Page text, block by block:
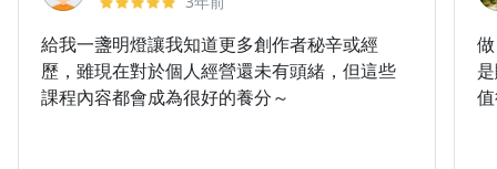
給我一盞明燈讓我知道更多創作者秘辛或經
歷，雖現在對於個人經營還未有頭緒，但這些
課程內容都會成為很好的養分～